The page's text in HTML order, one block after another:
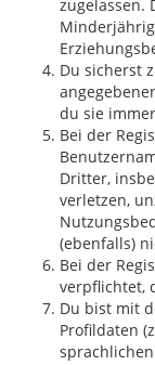
zugelassen.
Du sicherst
du sie
Bei der
Dritter,
verletzen,
(ebenfalls)
Bei der
verpflichtet,
Du bist mit
Profildaten